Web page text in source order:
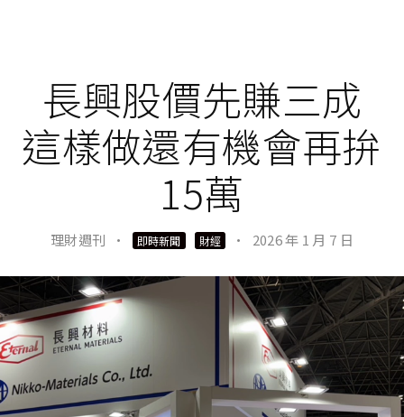
長興股價先賺三成
這樣做還有機會再拚
15萬
理財週刊 · 即時新聞 財經 · 2026 年 1 月 7 日